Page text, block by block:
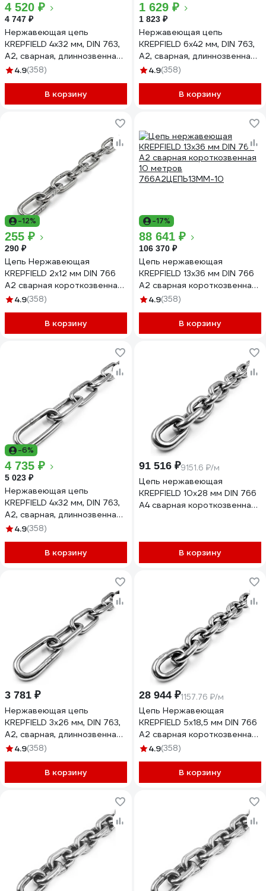
4 520 ₽
4 747 ₽
Нержавеющая цепь
KREPFIELD 4x32 мм, DIN 763,
А2, сварная, длиннозвенная,
6 м 763А2ЦЕПЬ4ММ-6
4.9(358)
В корзину
1 629 ₽
1 823 ₽
Нержавеющая цепь
KREPFIELD 6x42 мм, DIN 763,
А2, сварная, длиннозвенная,
1 м 763А2ЦЕПЬ6ММ-1
4.9(358)
В корзину
-12%
255 ₽
290 ₽
Цепь Нержавеющая
KREPFIELD 2x12 мм DIN 766
А2 сварная короткозвенная
1 метр 766А2ЦЕПЬ2ММ-1
4.9(358)
В корзину
-17%
88 641 ₽
106 370 ₽
Цепь нержавеющая
KREPFIELD 13х36 мм DIN 766
А2 сварная короткозвенная
10 метров
4.9(358)
В корзину
-6%
4 735 ₽
5 023 ₽
Нержавеющая цепь
KREPFIELD 4x32 мм, DIN 763,
А2, сварная, длиннозвенная,
7 м 763А2ЦЕПЬ4ММ-7
4.9(358)
В корзину
91 516 ₽9151.6 ₽/м
Цепь нержавеющая
KREPFIELD 10х28 мм DIN 766
А4 сварная короткозвенная
В корзину
3 781 ₽
Нержавеющая цепь
KREPFIELD 3x26 мм, DIN 763,
А2, сварная, длиннозвенная,
10 м 763А2ЦЕПЬ3ММ-10
4.9(358)
В корзину
28 944 ₽1157.76 ₽/м
Цепь Нержавеющая
KREPFIELD 5х18,5 мм DIN 766
А2 сварная короткозвенная
25 метров
4.9(358)
В корзину